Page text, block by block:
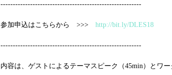
---------------------------------------------------------
参加申込はこちらから　>>> http://bit.ly/DLES18
---------------------------------------------------------
内容は、ゲストによるテーマスピーク（45min）とワー